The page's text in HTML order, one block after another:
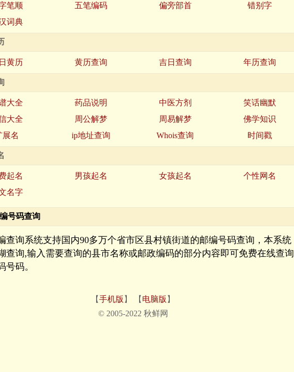
笔顺
五笔编码 偏旁部首
错别字
词典
黄历 黄历查询 吉日查询 年历查询
大全 药品说明 中医方剂
笑话幽默
大全
周公解梦 周易解梦
佛学知识
展名
ip地址查询 Whois查询 时间戳
起名 男孩起名 女孩起名
个性网名
名字
号码查询
查询系统支持国内90多万个省市区县村镇街道的邮编号码查询，本系统
查询,输入需要查询的县市名称或邮政编码的部分内容即可免费在线查询
号码。
【手机版 】 【 电脑版 】
© 2005-2022 秋鲜网